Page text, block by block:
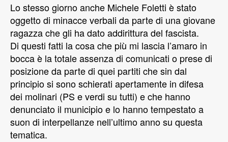
Lo stesso giorno anche Michele Foletti è stato
oggetto di minacce verbali da parte di una giovane
ragazza che gli ha dato addirittura del fascista.
Di questi fatti la cosa che più mi lascia l’amaro in
bocca è la totale assenza di comunicati o prese di
posizione da parte di quei partiti che sin dal
principio si sono schierati apertamente in difesa
dei molinari (PS e verdi su tutti) e che hanno
denunciato il municipio e lo hanno tempestato a
suon di interpellanze nell’ultimo anno su questa
tematica.